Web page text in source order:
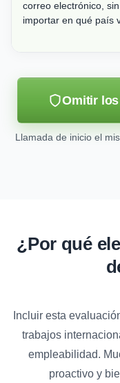
correo electrónico, sin
importar en qué país
Omitir
Llamada de inicio el
¿Por qué
Incluir esta
trabajos
empleabilidad.
proactivo y